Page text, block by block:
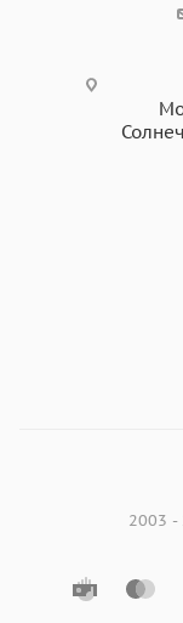
Отделка
Для
Возведение
Ремонт
Светлая
Простой
паз».
2003